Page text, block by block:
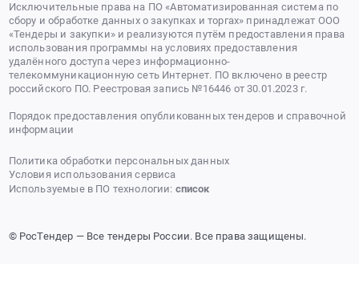
Исключительные права на ПО «Автоматизированная система по
сбору и обработке данных о закупках и торгах» принадлежат ООО
«Тендеры и закупки» и реализуются путём предоставления права
использования программы на условиях предоставления
удалённого доступа через информационно-
телекоммуникационную сеть Интернет. ПО включено в реестр
российского ПО. Реестровая запись №16446 от 30.01.2023 г.
Порядок предоставления опубликованных тендеров и справочной
информации
Политика обработки персональных данных
Условия использования сервиса
Используемые в ПО технологии: список
© РосТендер — Все тендеры России. Все права защищены.